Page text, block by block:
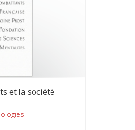
et la société